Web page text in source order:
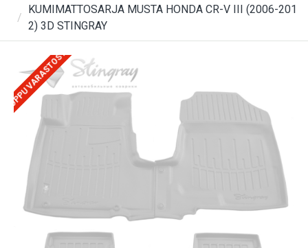
KUMIMATTOSARJA MUSTA HONDA CR-V III (2006-201
2) 3D STINGRAY
LOPPU VARASTOSTA